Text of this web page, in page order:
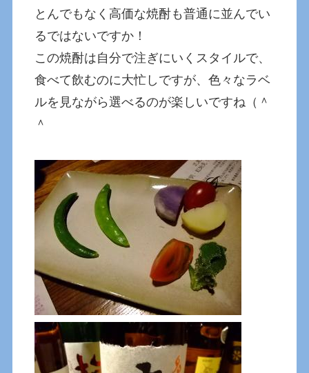
とんでもなく高価な焼酎も普通に並んでい
るではないですか！
この焼酎は自分で注ぎにいくスタイルで、
食べて飲むのに大忙しですが、色々なラベ
ルを見ながら選べるのが楽しいですね（＾
＾